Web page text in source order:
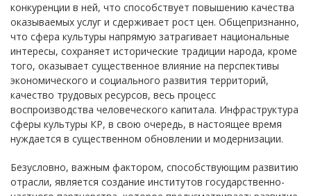
конкуренции в ней, что способствует повышению качества
оказываемых услуг и сдерживает рост цен. Общепризнанно,
что сфера культуры напрямую затрагивает национальные
интересы, сохраняет исторические традиции народа, кроме
того, оказывает существенное влияние на перспективы
экономического и социального развития территорий,
качество трудовых ресурсов, весь процесс
воспроизводства человеческого капитала. Инфраструктура
сферы культуры КР, в свою очередь, в настоящее время
нуждается в существенном обновлении и модернизации.
Безусловно, важным фактором, способствующим развитию
отрасли, является создание институтов государственно-